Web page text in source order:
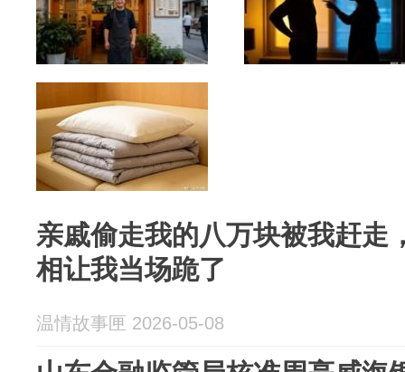
亲戚偷走我的八万块被我赶走
相让我当场跪了
温情故事匣 2026-05-08